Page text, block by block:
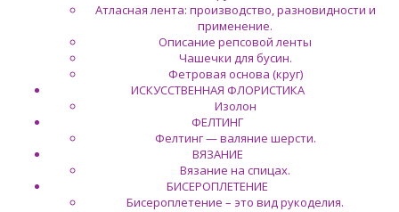
Атласная лента: производство, разновидности и
применение.
Описание репсовой ленты
Чашечки для бусин.
Фетровая основа (круг)
ИСКУССТВЕННАЯ ФЛОРИСТИКА
Изолон
ФЕЛТИНГ
Фелтинг — валяние шерсти.
ВЯЗАНИЕ
Вязание на спицах.
БИСЕРОПЛЕТЕНИЕ
Бисероплетение – это вид рукоделия.